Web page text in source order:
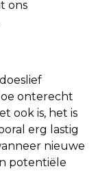
ons
onterecht
ook is, het is
erg lastig
nieuwe
potentiële